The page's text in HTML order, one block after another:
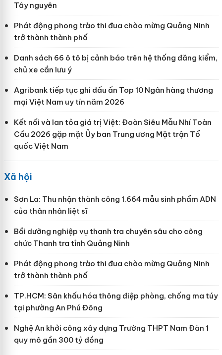
Tây nguyên
Phát động phong trào thi đua chào mừng Quảng Ninh
trở thành thành phố
Danh sách 66 ô tô bị cảnh báo trên hệ thống đăng kiểm,
chủ xe cần lưu ý
Agribank tiếp tục ghi dấu ấn Top 10 Ngân hàng thương
mại Việt Nam uy tín năm 2026
Kết nối và lan tỏa giá trị Việt: Đoàn Siêu Mẫu Nhí Toàn
Cầu 2026 gặp mặt Ủy ban Trung ương Mặt trận Tổ
quốc Việt Nam
Xã hội
Sơn La: Thu nhận thành công 1.664 mẫu sinh phẩm ADN
của thân nhân liệt sĩ
Bồi dưỡng nghiệp vụ thanh tra chuyên sâu cho công
chức Thanh tra tỉnh Quảng Ninh
Phát động phong trào thi đua chào mừng Quảng Ninh
trở thành thành phố
TP.HCM: Sân khấu hóa thông điệp phòng, chống ma túy
tại phường An Phú Đông
Nghệ An khởi công xây dựng Trường THPT Nam Đàn 1
quy mô gần 300 tỷ đồng